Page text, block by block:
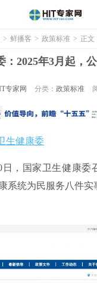
> 鲜播客 > 政策标准 > 正文
：2025年3月起，
专家网 分类： 政策标准
生健康委
日，国家卫生健康委
系统为民服务八件